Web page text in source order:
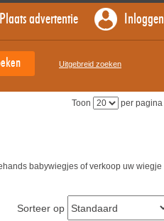
Plaats advertentie Inloggen
Uitgebreid zoeken
Toon per pagina
babywiegjes of verkoop uw wiegje
Sorteer op